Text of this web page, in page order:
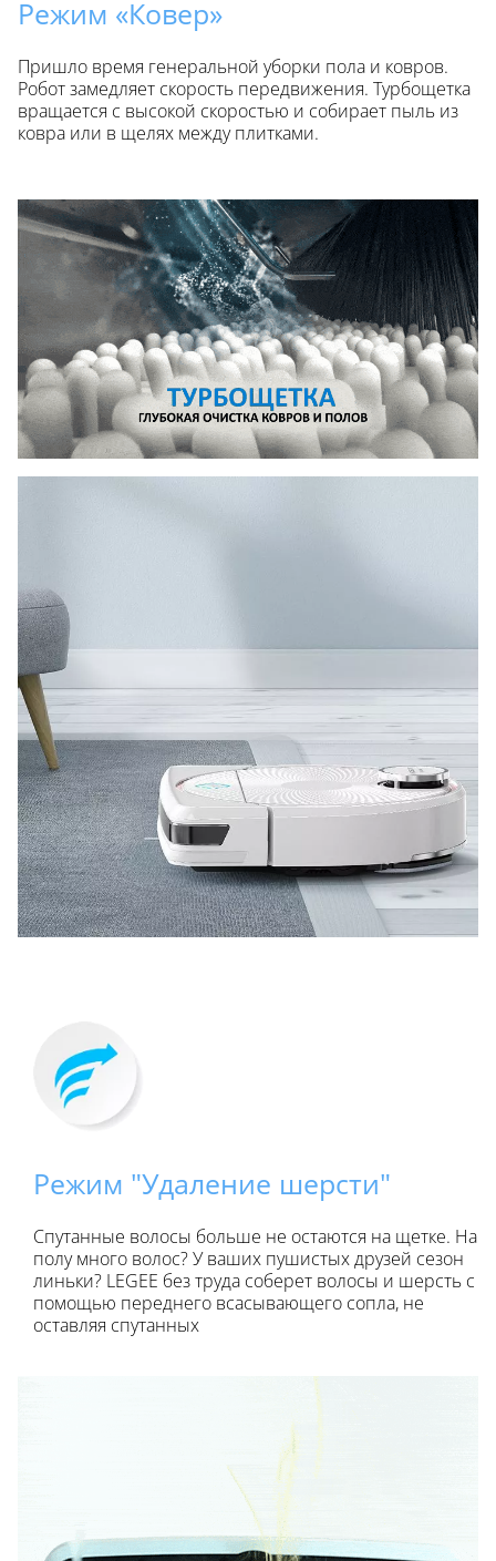
Режим «Ковер»
Пришло время генеральной уборки пола и ковров.
Робот замедляет скорость передвижения. Турбощетка
вращается с высокой скоростью и собирает пыль из
ковра или в щелях между плитками.
Режим "Удаление шерсти"
Спутанные волосы больше не остаются на щетке. На
полу много волос? У ваших пушистых друзей сезон
линьки? LEGEE без труда соберет волосы и шерсть с
помощью переднего всасывающего сопла, не
оставляя спутанных